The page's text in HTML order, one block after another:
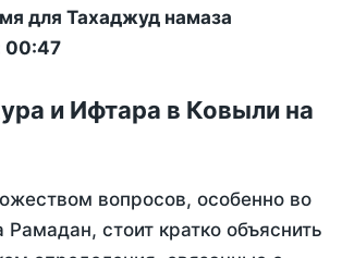
для Тахаджуд намаза
00:47
и Ифтара в Ковыли на
вопросов, особенно во
стоит кратко объяснить